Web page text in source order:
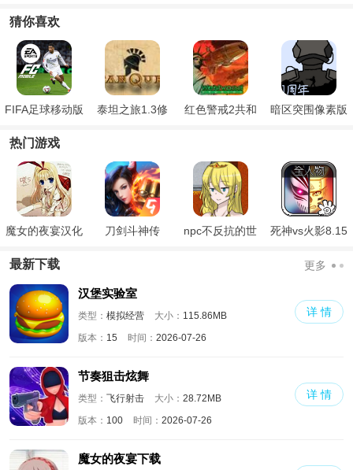
洞的冒险
猜你喜欢
FIFA足球移动版
泰坦之旅1.3修
红色警戒2共和
暗区突围像素版
热门游戏
魔女的夜宴汉化
刀剑斗神传
npc不反抗的世
死神vs火影8.15
最新下载 更多
汉堡实验室
类型： 模拟经营 大小： 115.86MB
版本： 15 时间： 2026-07-26
详 情
节奏狙击炫舞
类型： 飞行射击 大小： 28.72MB
版本： 100 时间： 2026-07-26
详 情
魔女的夜宴下载